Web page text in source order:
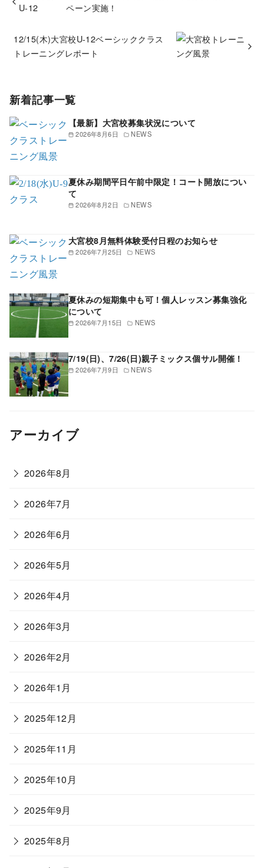
ペーン実施！
12/15(木)大宮校U-12ベーシッククラス
トレーニングレポート
新着記事一覧
2026年8月6日 NEWS
【最新】大宮校募集状況について
2026年8月2日 NEWS
夏休み期間平日午前中限定！コート開放につい
て
2026年7月25日 NEWS
大宮校8月無料体験受付日程のお知らせ
2026年7月15日 NEWS
夏休みの短期集中も可！個人レッスン募集強化
について
2026年7月9日 NEWS
7/19(日)、7/26(日)親子ミックス個サル開催！
アーカイブ
2026年8月
2026年7月
2026年6月
2026年5月
2026年4月
2026年3月
2026年2月
2026年1月
2025年12月
2025年11月
2025年10月
2025年9月
2025年8月